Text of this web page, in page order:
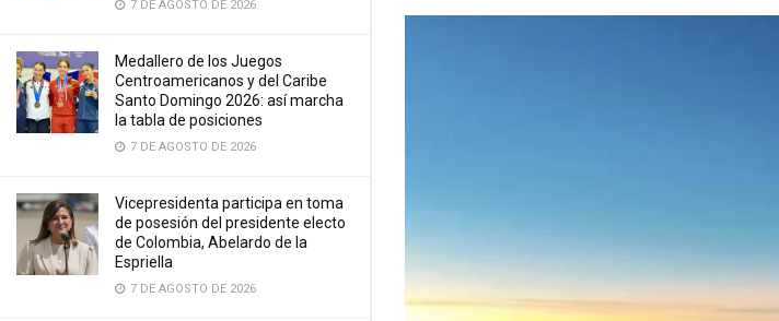
7 DE AGOSTO DE 2026
Medallero de los Juegos
Centroamericanos y del Caribe
Santo Domingo 2026: así marcha
la tabla de posiciones
7 DE AGOSTO DE 2026
Vicepresidenta participa en toma
de posesión del presidente electo
de Colombia, Abelardo de la
Espriella
7 DE AGOSTO DE 2026